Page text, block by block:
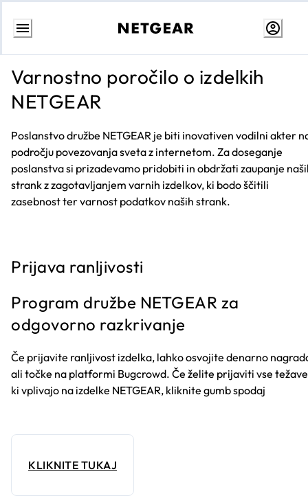
Skip
Content
Varnostno poročilo o izdelkih
NETGEAR
Poslanstvo družbe NETGEAR je biti inovativen vodilni akter
področju povezovanja sveta z internetom. Za doseganje
poslanstva si prizadevamo pridobiti in obdržati zaupanje
strank z zagotavljanjem varnih izdelkov, ki bodo ščitili
zasebnost ter varnost podatkov naših strank.
Prijava ranljivosti
Program družbe NETGEAR za
odgovorno razkrivanje
Če prijavite ranljivost izdelka, lahko osvojite denarno
ali točke na platformi Bugcrowd. Če želite prijaviti vse
ki vplivajo na izdelke NETGEAR, kliknite gumb spodaj
KLIKNITE TUKAJ